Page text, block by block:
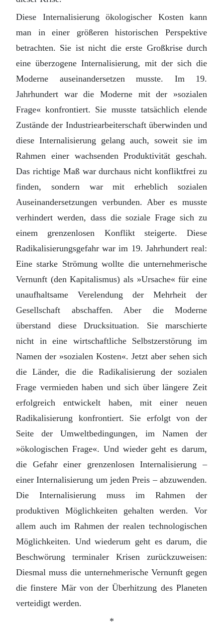
Diese Internalisierung ökologischer Kosten kann
man in einer größeren historischen Perspektive
betrachten. Sie ist nicht die erste Großkrise durch
eine überzogene Internalisierung, mit der sich die
Moderne auseinandersetzen musste. Im 19.
Jahrhundert war die Moderne mit der »sozialen
Frage« konfrontiert. Sie musste tatsächlich elende
Zustände der Industriearbeiterschaft überwinden und
diese Internalisierung gelang auch, soweit sie im
Rahmen einer wachsenden Produktivität geschah.
Das richtige Maß war durchaus nicht konfliktfrei zu
finden, sondern war mit erheblich sozialen
Auseinandersetzungen verbunden. Aber es musste
verhindert werden, dass die soziale Frage sich zu
einem grenzenlosen Konflikt steigerte. Diese
Radikalisierungsgefahr war im 19. Jahrhundert real:
Eine starke Strömung wollte die unternehmerische
Vernunft (den Kapitalismus) als »Ursache« für eine
unaufhaltsame Verelendung der Mehrheit der
Gesellschaft abschaffen. Aber die Moderne
überstand diese Drucksituation. Sie marschierte
nicht in eine wirtschaftliche Selbstzerstörung im
Namen der »sozialen Kosten«. Jetzt aber sehen sich
die Länder, die die Radikalisierung der sozialen
Frage vermieden haben und sich über längere Zeit
erfolgreich entwickelt haben, mit einer neuen
Radikalisierung konfrontiert. Sie erfolgt von der
Seite der Umweltbedingungen, im Namen der
»ökologischen Frage«. Und wieder geht es darum,
die Gefahr einer grenzenlosen Internalisierung –
einer Internalisierung um jeden Preis – abzuwenden.
Die Internalisierung muss im Rahmen der
produktiven Möglichkeiten gehalten werden. Vor
allem auch im Rahmen der realen technologischen
Möglichkeiten. Und wiederum geht es darum, die
Beschwörung terminaler Krisen zurückzuweisen:
Diesmal muss die unternehmerische Vernunft gegen
die finstere Mär von der Überhitzung des Planeten
verteidigt werden.
*